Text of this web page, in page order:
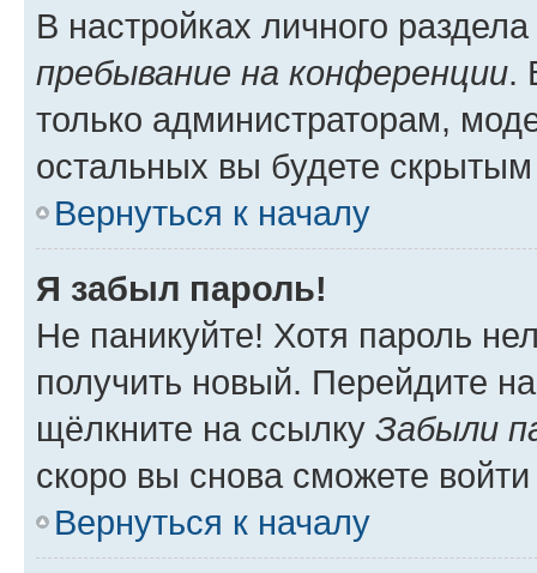
В настройках личного
пребывание на конференции.
только администраторам,
остальных вы будете
Вернуться к началу
Я забыл пароль!
Не паникуйте! Хотя пароль
получить новый. Перейдите
щёлкните на ссылку Забыли
скоро вы снова сможете
Вернуться к началу